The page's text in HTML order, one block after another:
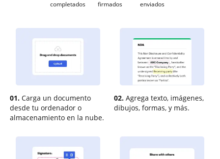
completados
firmados
enviados
01. Carga un documento
desde tu ordenador o
almacenamiento en la nube.
02. Agrega texto, imágenes,
dibujos, formas, y más.